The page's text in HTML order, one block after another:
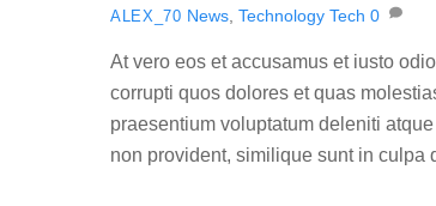
ALEX_70 News, Technology Tech 0
At vero eos et accusamus et iusto
corrupti quos dolores et quas
praesentium voluptatum deleniti
non provident, similique sunt in culpa